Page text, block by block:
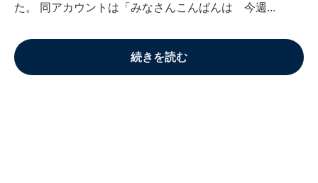
た。 同アカウントは「みなさんこんばんは 今週...
続きを読む